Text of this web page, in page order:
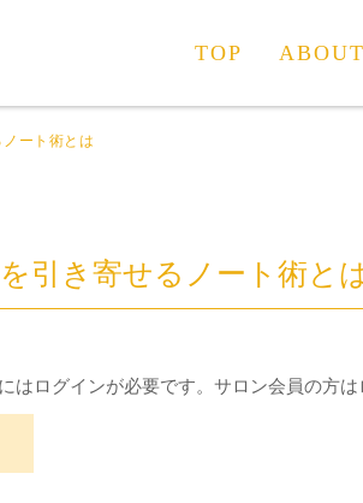
TOP ABOUT
ート術とは
引き寄せるノート術と
はログインが必要です。サロン会員の方は